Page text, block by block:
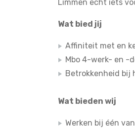
Limmen echt iets
Wat bied jij
Affiniteit met en
Mbo 4-werk- en -
Betrokkenheid bij
Wat bieden wij
Werken bij één